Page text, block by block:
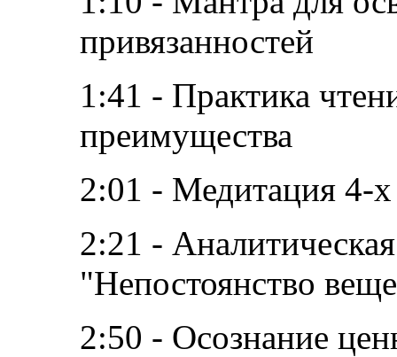
привязанностей
1:41 - Практика
преимущества
2:01 - Медитация 4-х
2:21 -
"Непостоянство
2:50 - Осознание